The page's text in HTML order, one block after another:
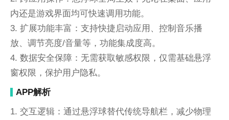
内还是游戏界面均可快速调用功能。
3. 扩展功能丰富：支持快捷启动应用、控制音乐播
放、调节亮度/音量等，功能集成度高。
4. 数据安全保障：无需获取敏感权限，仅需基础悬浮
窗权限，保护用户隐私。
APP解析
1. 交互逻辑：通过悬浮球替代传统导航栏，减少物理